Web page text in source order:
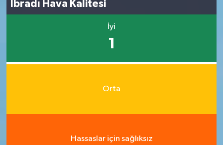
İbradı Hava Kalitesi
İyi
1
Orta
Hassaslar için sağlıksız